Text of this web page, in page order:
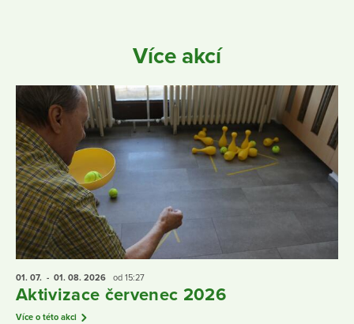
Více akcí
01. 07. - 01. 08. 2026 od 15:27
Aktivizace červenec 2026
Více o této akci